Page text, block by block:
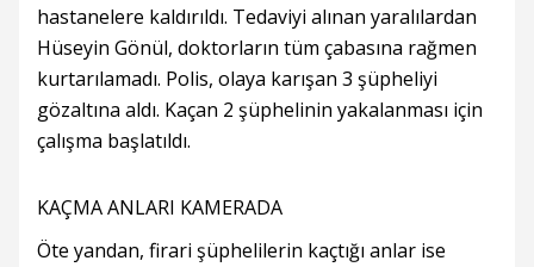
hastanelere kaldırıldı. Tedaviyi alınan yaralılardan
Hüseyin Gönül, doktorların tüm çabasına rağmen
kurtarılamadı. Polis, olaya karışan 3 şüpheliyi
gözaltına aldı. Kaçan 2 şüphelinin yakalanması için
çalışma başlatıldı.
KAÇMA ANLARI KAMERADA
Öte yandan, firari şüphelilerin kaçtığı anlar ise